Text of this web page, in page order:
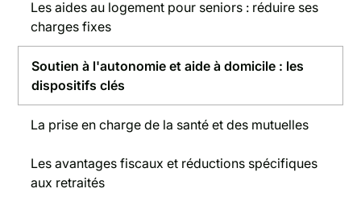
Les aides au logement pour seniors : réduire ses
charges fixes
Soutien à l'autonomie et aide à domicile : les
dispositifs clés
La prise en charge de la santé et des mutuelles
Les avantages fiscaux et réductions spécifiques
aux retraités